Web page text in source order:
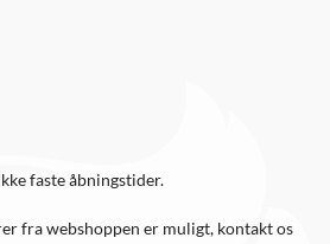
faste åbningstider.
fra webshoppen er muligt, kontakt os